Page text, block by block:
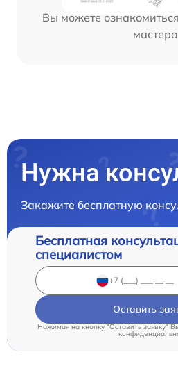
Вы можете
мастера
Нужна
Закажите бесплатную
Бесплатная
специалистом
Оставить
Нажимая на кнопку "Оставить заявку"